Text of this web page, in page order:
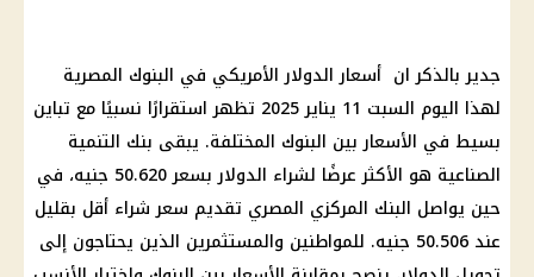
جدير بالذكر ان أسعارالدولار الأمريكي في البنوك المصرية
لهذا اليوم السبت 11 يناير 2025
تظهر استقرارًا نسبيًا مع تباين
بسيط في الأسعار بين البنوك المختلفة. يبقى بنك التنمية
الصناعية هو الأكثر عرضًا لشراء الدولار
بسعر 50.620 جنيه، في
حين يواصل البنك المركزي المصري تقديم سعر شراء أقل بقليل
عند 50.506 جنيه. للمواطنين والمستثمرين الذين يحتاجون إلى